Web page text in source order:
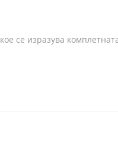
се изразува